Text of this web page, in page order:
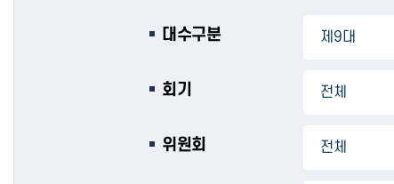
대수구분
회기
위원회